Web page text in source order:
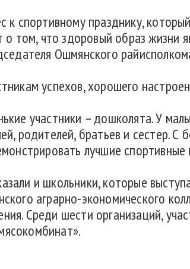
спортивному празднику,
о том, что здоровый образ жизни
Ошмянского
успехов, хорошего
участники – дошколята. У
родителей, братьев и сестер.
лучшие спортивные
и школьники, которые
аграрно-экономического
Среди шести организаций,